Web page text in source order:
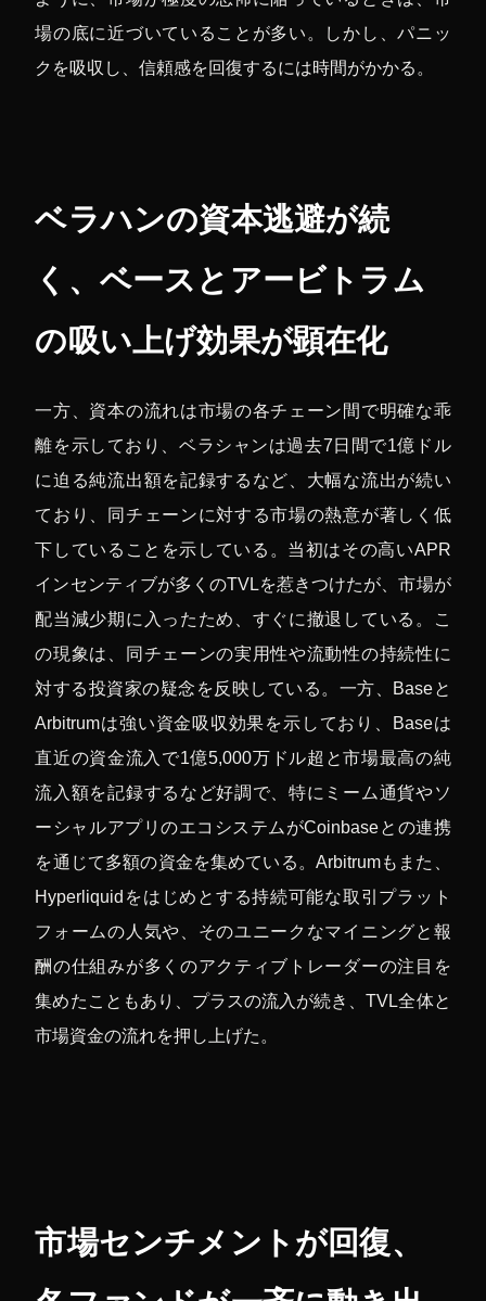
場の底に近づいていることが多い。しかし、パニッ
クを吸収し、信頼感を回復するには時間がかかる。
ベラハンの資本逃避が続
く、ベースとアービトラム
の吸い上げ効果が顕在化
一方、資本の流れは市場の各チェーン間で明確な乖
離を示しており、ベラシャンは過去7日間で1億ドル
に迫る純流出額を記録するなど、大幅な流出が続い
ており、同チェーンに対する市場の熱意が著しく低
下していることを示している。当初はその高いAPR
インセンティブが多くのTVLを惹きつけたが、市場が
配当減少期に入ったため、すぐに撤退している。こ
の現象は、同チェーンの実用性や流動性の持続性に
対する投資家の疑念を反映している。一方、Baseと
Arbitrumは強い資金吸収効果を示しており、Baseは
直近の資金流入で1億5,000万ドル超と市場最高の純
流入額を記録するなど好調で、特にミーム通貨やソ
ーシャルアプリのエコシステムがCoinbaseとの連携
を通じて多額の資金を集めている。Arbitrumもまた、
Hyperliquidをはじめとする持続可能な取引プラット
フォームの人気や、そのユニークなマイニングと報
酬の仕組みが多くのアクティブトレーダーの注目を
集めたこともあり、プラスの流入が続き、TVL全体と
市場資金の流れを押し上げた。
市場センチメントが回復、